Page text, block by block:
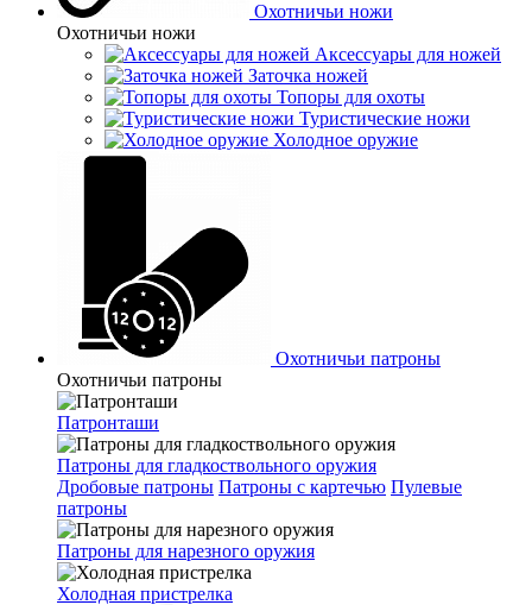
Охотничьи ножи
Охотничьи ножи
Аксессуары для ножей
Заточка ножей
Топоры для охоты
Туристические ножи
Холодное оружие
Охотничьи патроны
Охотничьи патроны
Патронташи
Патроны для гладкоствольного оружия
Дробовые патроны Патроны с картечью Пулевые
патроны
Патроны для нарезного оружия
Холодная пристрелка